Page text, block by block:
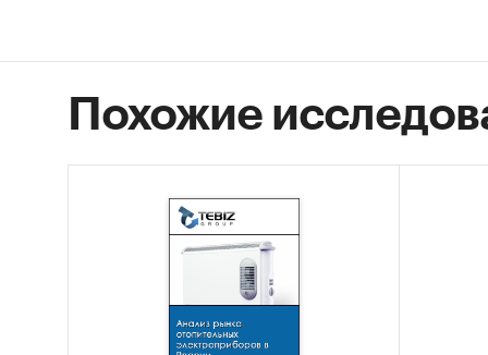
Рынок
Похожие